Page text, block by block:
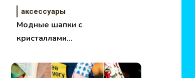
аксессуары
Модные шапки с
кристаллами
Jollini